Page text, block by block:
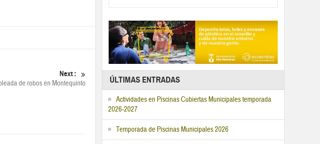
Next :
de robos en Montequinto ÚLTIMAS ENTRADAS
Actividades en Piscinas Cubiertas Municipales temporada
2026-2027
Temporada de Piscinas Municipales 2026